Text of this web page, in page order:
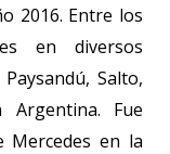
2016. Entre los
en diversos
Salto,
Fue
Mercedes en la